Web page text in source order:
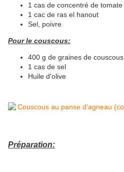
1 cas de concentré de tomate
1 cac de ras el hanout
Sel, poivre
Pour le couscous:
400 g de graines de couscous
1 cas de sel
Huile d'olive
Préparation: